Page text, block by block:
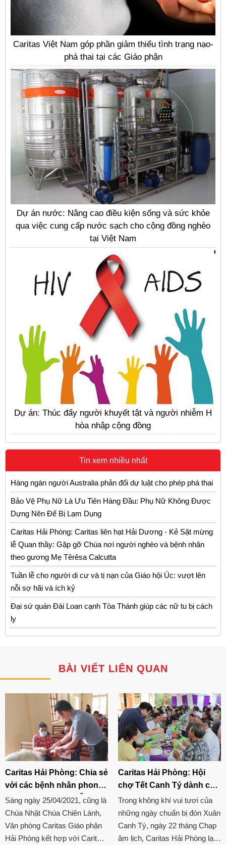
Caritas Việt Nam góp phần giảm thiểu tình trạng nạo-
phá thai tại các Giáo phận
Dự án nước: Nâng cao điều kiện sống và sức khỏe
qua việc cung cấp nước sạch cho cộng đồng nghèo
tại Việt Nam
Dự án: Thúc đẩy người khuyết tật và người nhiễm H
hòa nhập cộng đồng
Tin xem nhiều nhất
Hàng ngàn người Australia phản đối dự luật cho phép phá thai
Bảo Vệ Phụ Nữ Là Ưu Tiên Hàng Đầu: Phụ Nữ Không Được
Dựng Nên Để Bị Lạm Dụng
Caritas Hải Phòng: Caritas liên hạt Hải Dương - Kẻ Sặt mừng
lễ Quan thầy: Gặp gỡ Chúa nơi người nghèo và bệnh nhân
theo gương Mẹ Têrêsa Calcutta
Tuần lễ cho người di cư và tị nạn của Giáo hội Úc: vượt lên
nỗi sợ hãi và ích kỷ
Đại sứ quán Đài Loan cạnh Tòa Thánh giúp các nữ tu bị cách
ly
BÀI VIẾT LIÊN QUAN
Caritas Hải Phòng: Chia sẻ
với các bệnh nhân phong
trong ngày mừng Lễ Chúa
Chiên Lành
Sáng ngày 25/04/2021, cũng là
Chúa Nhật Chúa Chiên Lành,
Văn phòng Caritas Giáo phận
Hải Phòng kết hợp với Caritas
Caritas Hải Phòng: Hội
chợ Tết Canh Tý dành cho
các bệnh nhân phong Chí
Linh - Hải Dương
Trong không khí vui tươi của
những ngày chuẩn bị đón Xuân
Canh Tý, ngày 22 tháng Chạp
âm lịch, Caritas Hải Phòng lại